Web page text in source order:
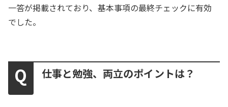
一答が掲載されており、基本事項の最終チェックに有効
でした。
仕事と勉強、両立のポイントは？